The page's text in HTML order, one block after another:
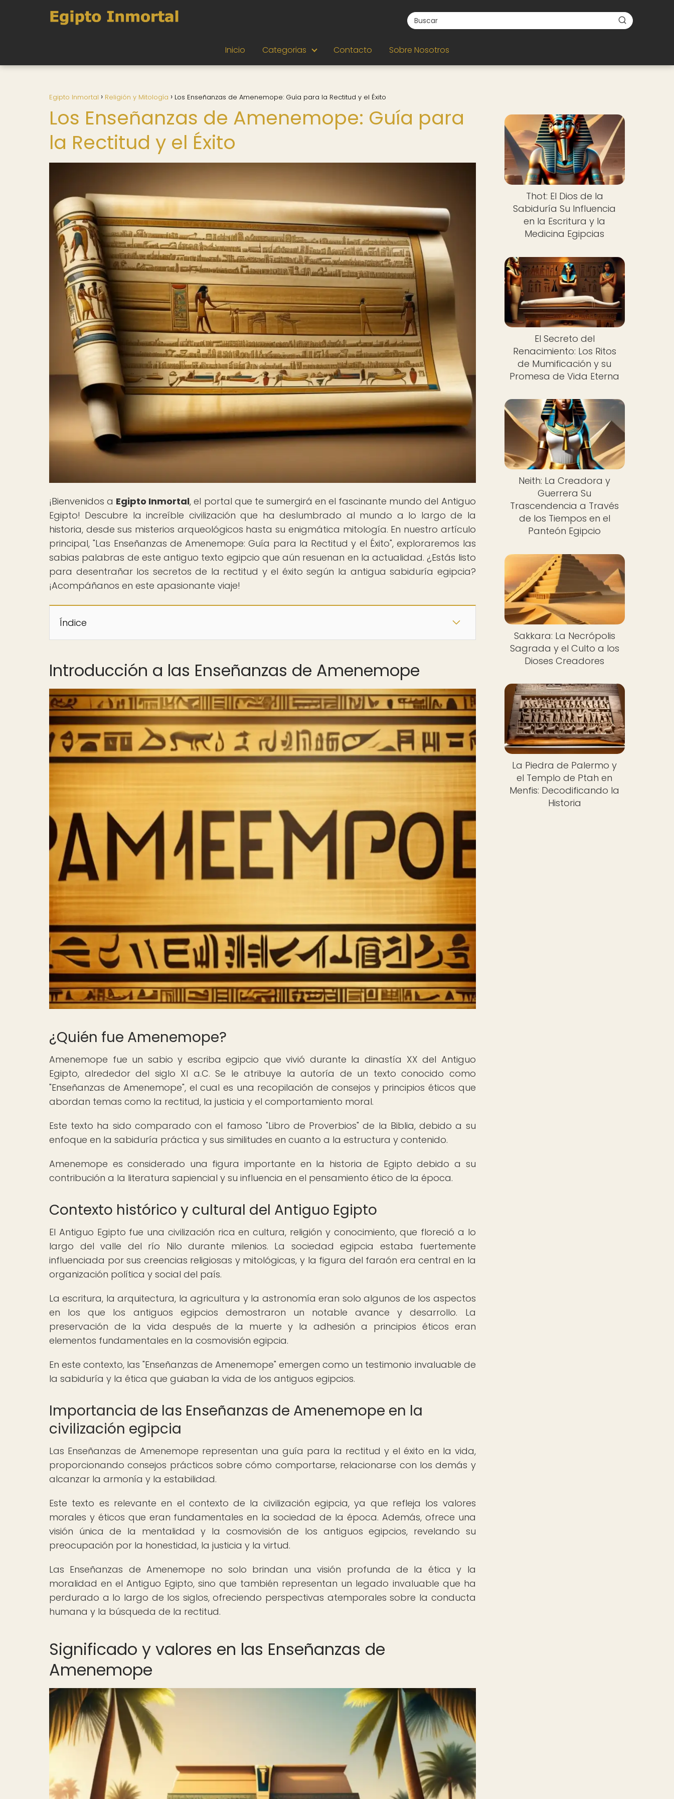
Inicio Categorias Contacto Sobre Nosotros
Egipto Inmortal Religión y Mitología Los Enseñanzas de Amenemope: Guía para la Rectitud y el Éxito
Los Enseñanzas de Amenemope: Guía para
la Rectitud y el Éxito
¡Bienvenidos a Egipto Inmortal, el portal que te sumergirá en el fascinante mundo del Antiguo
Egipto! Descubre la increíble civilización que ha deslumbrado al mundo a lo largo de la
historia, desde sus misterios arqueológicos hasta su enigmática mitología. En nuestro artículo
principal, "Las Enseñanzas de Amenemope: Guía para la Rectitud y el Éxito", exploraremos las
sabias palabras de este antiguo texto egipcio que aún resuenan en la actualidad. ¿Estás listo
para desentrañar los secretos de la rectitud y el éxito según la antigua sabiduría egipcia?
¡Acompáñanos en este apasionante viaje!
Índice
Introducción a las Enseñanzas de Amenemope
¿Quién fue Amenemope?
Amenemope fue un sabio y escriba egipcio que vivió durante la dinastía XX del Antiguo
Egipto, alrededor del siglo XI a.C. Se le atribuye la autoría de un texto conocido como
"Enseñanzas de Amenemope", el cual es una recopilación de consejos y principios éticos que
abordan temas como la rectitud, la justicia y el comportamiento moral.
Este texto ha sido comparado con el famoso "Libro de Proverbios" de la Biblia, debido a su
enfoque en la sabiduría práctica y sus similitudes en cuanto a la estructura y contenido.
Amenemope es considerado una figura importante en la historia de Egipto debido a su
contribución a la literatura sapiencial y su influencia en el pensamiento ético de la época.
Contexto histórico y cultural del Antiguo Egipto
El Antiguo Egipto fue una civilización rica en cultura, religión y conocimiento, que floreció a lo
largo del valle del río Nilo durante milenios. La sociedad egipcia estaba fuertemente
influenciada por sus creencias religiosas y mitológicas, y la figura del faraón era central en la
organización política y social del país.
La escritura, la arquitectura, la agricultura y la astronomía eran solo algunos de los aspectos
en los que los antiguos egipcios demostraron un notable avance y desarrollo. La
preservación de la vida después de la muerte y la adhesión a principios éticos eran
elementos fundamentales en la cosmovisión egipcia.
En este contexto, las "Enseñanzas de Amenemope" emergen como un testimonio invaluable de
la sabiduría y la ética que guiaban la vida de los antiguos egipcios.
Importancia de las Enseñanzas de Amenemope en la
civilización egipcia
Las Enseñanzas de Amenemope representan una guía para la rectitud y el éxito en la vida,
proporcionando consejos prácticos sobre cómo comportarse, relacionarse con los demás y
alcanzar la armonía y la estabilidad.
Este texto es relevante en el contexto de la civilización egipcia, ya que refleja los valores
morales y éticos que eran fundamentales en la sociedad de la época. Además, ofrece una
visión única de la mentalidad y la cosmovisión de los antiguos egipcios, revelando su
preocupación por la honestidad, la justicia y la virtud.
Las Enseñanzas de Amenemope no solo brindan una visión profunda de la ética y la
moralidad en el Antiguo Egipto, sino que también representan un legado invaluable que ha
perdurado a lo largo de los siglos, ofreciendo perspectivas atemporales sobre la conducta
humana y la búsqueda de la rectitud.
Significado y valores en las Enseñanzas de
Amenemope
Thot: El Dios de la
Sabiduría Su Influencia
en la Escritura y la
Medicina Egipcias
El Secreto del
Renacimiento: Los Ritos
de Mumificación y su
Promesa de Vida Eterna
Neith: La Creadora y
Guerrera Su
Trascendencia a Través
de los Tiempos en el
Panteón Egipcio
Sakkara: La Necrópolis
Sagrada y el Culto a los
Dioses Creadores
La Piedra de Palermo y
el Templo de Ptah en
Menfis: Decodificando la
Historia